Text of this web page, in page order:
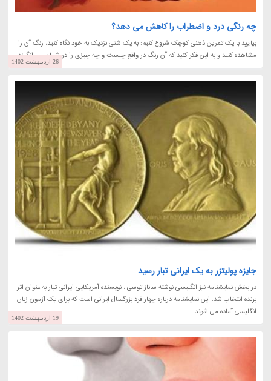
چه رنگی درد و اضطراب را کاهش می دهد؟
بیایید با یک تمرین ذهنی کوچک شروع کنیم: به یک شئی نزدیک به خود نگاه کنید، رنگ آن را
مشاهده کنید و به این فکر کنید که آن رنگ در واقع چیست و چه چیزی را در شما برمی انگیزد.
26 اردیبهشت 1402
جایزه پولیتزر به یک ایرانی تبار رسید
در بخش نمایشنامه نیز انگلیسی نوشته ساناز توسی ، نویسنده آمریکایی ایرانی تبار به عنوان اثر
برنده انتخاب شد. این نمایشنامه درباره چهار فرد بزرگسال ایرانی است که برای یک آزمون زبان
انگلیسی آماده می شوند.
19 اردیبهشت 1402